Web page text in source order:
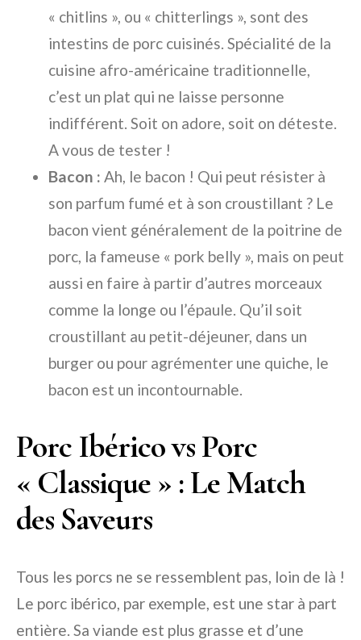
« chitlins », ou « chitterlings », sont des
intestins de porc cuisinés. Spécialité de la
cuisine afro-américaine traditionnelle,
c’est un plat qui ne laisse personne
indifférent. Soit on adore, soit on déteste.
A vous de tester !
Bacon : Ah, le bacon ! Qui peut résister à
son parfum fumé et à son croustillant ? Le
bacon vient généralement de la poitrine de
porc, la fameuse « pork belly », mais on peut
aussi en faire à partir d’autres morceaux
comme la longe ou l’épaule. Qu’il soit
croustillant au petit-déjeuner, dans un
burger ou pour agrémenter une quiche, le
bacon est un incontournable.
Porc Ibérico vs Porc
« Classique » : Le Match
des Saveurs
Tous les porcs ne se ressemblent pas, loin de là !
Le porc ibérico, par exemple, est une star à part
entière. Sa viande est plus grasse et d’une